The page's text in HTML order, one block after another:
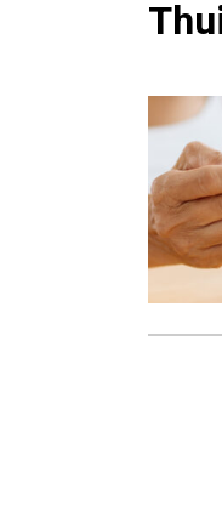
TERUG NAAR TOEN